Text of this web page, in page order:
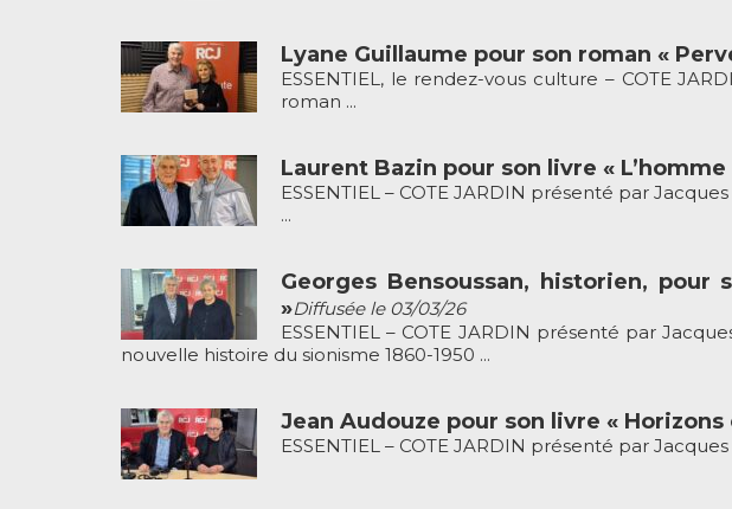
Lyane Guillaume pour son roman «
ESSENTIEL, le rendez-vous culture – COTE
roman ...
Laurent Bazin pour son livre «
ESSENTIEL – COTE JARDIN présenté par
...
Georges Bensoussan, historien,
»Diffusée le 03/03/26
ESSENTIEL – COTE JARDIN présenté par
nouvelle histoire du sionisme 1860-1950 ...
Jean Audouze pour son livre «
ESSENTIEL – COTE JARDIN présenté par